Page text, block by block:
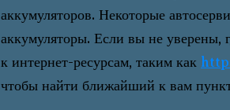
аккумуляторов. Некоторые
аккумуляторы. Если вы не уверены,
к интернет-ресурсам, таким как
чтобы найти ближайший к вам